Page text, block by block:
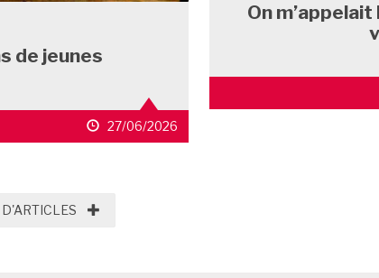
de jeunes
27/06/2026
On
AFFICHER PLUS D'ARTICLES